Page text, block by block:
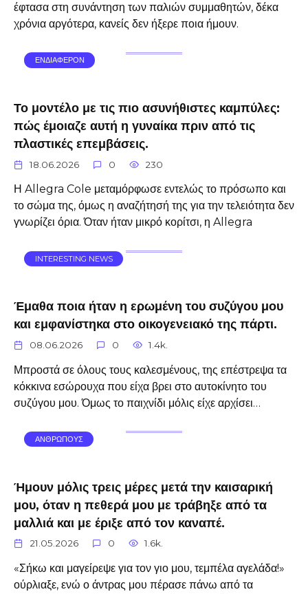
έφτασα στη συνάντηση των παλιών συμμαθητών, δέκα
χρόνια αργότερα, κανείς δεν ήξερε ποια ήμουν.
ΕΝΔΙΑΦΕΡΟΝ
Το μοντέλο με τις πιο ασυνήθιστες καμπύλες:
πώς έμοιαζε αυτή η γυναίκα πριν από τις
πλαστικές επεμβάσεις.
18.06.2026 0 230
Η Allegra Cole μεταμόρφωσε εντελώς το πρόσωπο και
το σώμα της, όμως η αναζήτησή της για την τελειότητα δεν
γνωρίζει όρια. Όταν ήταν μικρό κορίτσι, η Allegra
INTERESTING NEWS
Έμαθα ποια ήταν η ερωμένη του συζύγου μου
και εμφανίστηκα στο οικογενειακό της πάρτι.
08.06.2026 0 1.4k.
Μπροστά σε όλους τους καλεσμένους, της επέστρεψα τα
κόκκινα εσώρουχα που είχα βρει στο αυτοκίνητο του
συζύγου μου. Όμως το παιχνίδι μόλις είχε αρχίσει…
ΑΝΘΡΩΠΟΥΣ
Ήμουν μόλις τρεις μέρες μετά την καισαρική
μου, όταν η πεθερά μου με τράβηξε από τα
μαλλιά και με έριξε από τον καναπέ.
21.05.2026 0 1.6k.
«Σήκω και μαγείρεψε για τον γιο μου, τεμπέλα αγελάδα!»
ούρλιαξε, ενώ ο άντρας μου πέρασε πάνω από τα